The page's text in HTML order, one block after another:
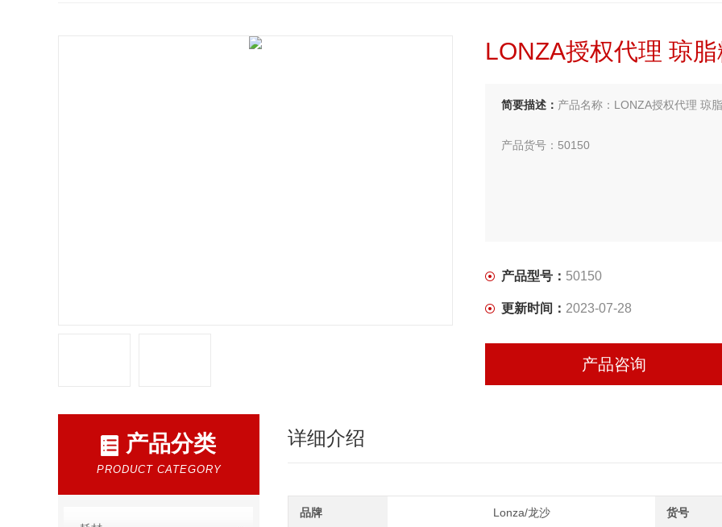
LONZA授权代理 琼
简要描述： 产品名称：LONZA授权代理 琼
产品货号：50150
更多生物试剂 就在华雅思创—【华雅思创为
产品型号： 50150
更新时间： 2023-07-28
产品咨询
产品分类
PRODUCT CATEGORY
详细介绍
品牌 Lonza/龙沙 货号